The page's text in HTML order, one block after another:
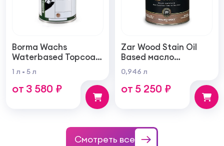
Borma Wachs
Waterbased Topcoat
Varnish For Parquet
Грунт для паркета на
водной основе для
внутренних работ
1 л 5 л
от 3 580 ₽
Zar Wood Stain Oil
Based масло
тонирующая по
дереву
0,946 л
от 5 250 ₽
Смотреть все